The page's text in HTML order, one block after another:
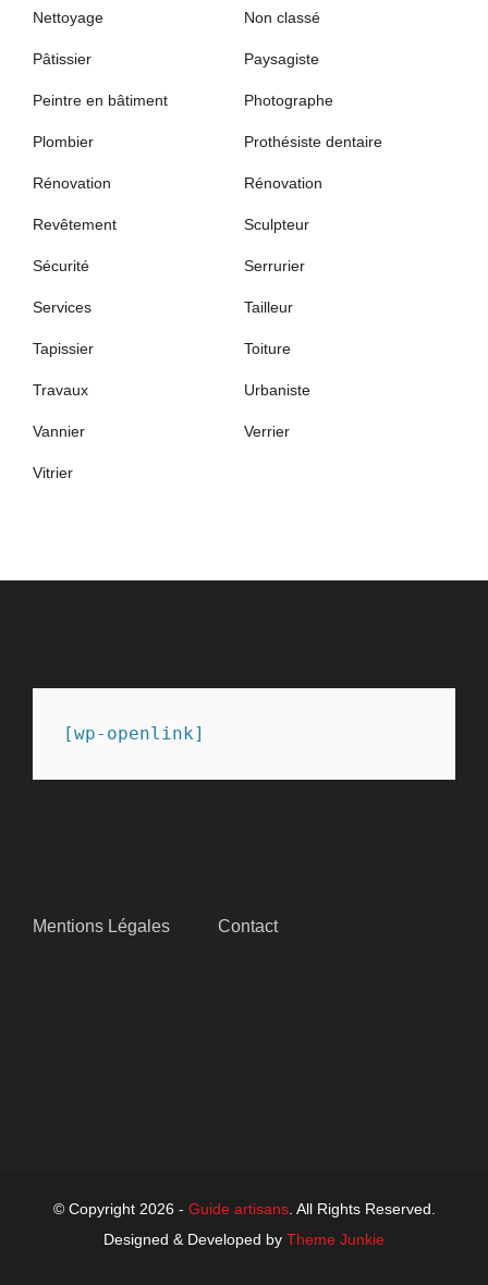
Nettoyage Non classé
Pâtissier Paysagiste
Peintre en bâtiment Photographe
Plombier Prothésiste dentaire
Rénovation Rénovation
Revêtement Sculpteur
Sécurité Serrurier
Services Tailleur
Tapissier Toiture
Travaux Urbaniste
Vannier Verrier
Vitrier
[wp-openlink]
Mentions Légales Contact
© Copyright 2026 - Guide artisans. All Rights Reserved.
Designed & Developed by Theme Junkie